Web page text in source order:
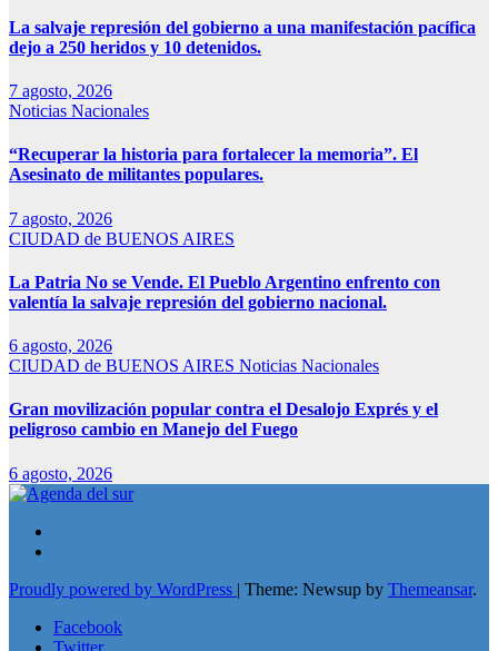
La salvaje represión del gobierno a una manifestación pacífica
dejo a 250 heridos y 10 detenidos.
7 agosto, 2026
Noticias Nacionales
“Recuperar la historia para fortalecer la memoria”. El
Asesinato de militantes populares.
7 agosto, 2026
CIUDAD de BUENOS AIRES
La Patria No se Vende. El Pueblo Argentino enfrento con
valentía la salvaje represión del gobierno nacional.
6 agosto, 2026
CIUDAD de BUENOS AIRES Noticias Nacionales
Gran movilización popular contra el Desalojo Exprés y el
peligroso cambio en Manejo del Fuego
6 agosto, 2026
Proudly powered by WordPress | Theme: Newsup by Themeansar.
Facebook
Twitter